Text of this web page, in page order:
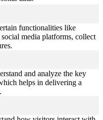
functionalities like
media platforms, collect
and analyze the key
helps in delivering a